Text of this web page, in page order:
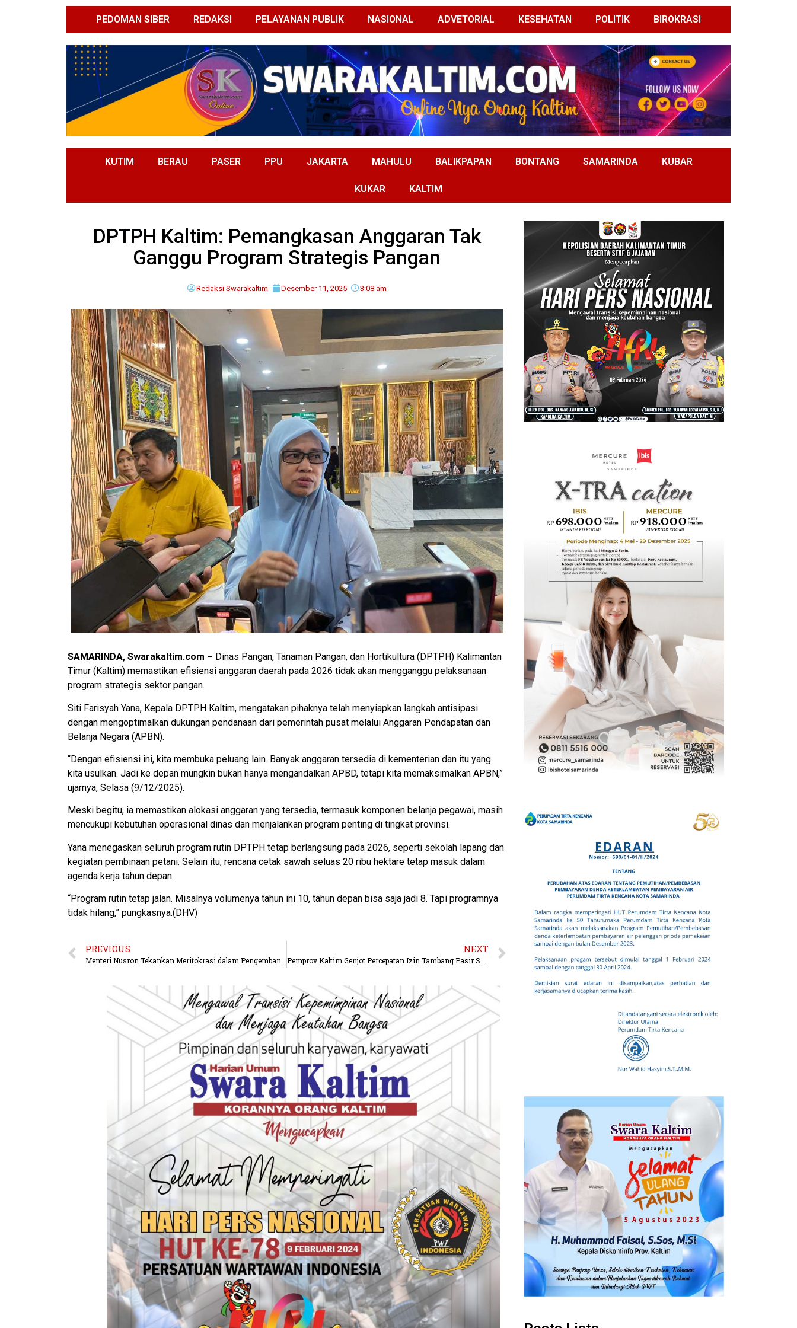
PEDOMAN SIBER REDAKSI PELAYANAN PUBLIK NASIONAL ADVETORIAL KESEHATAN POLITIK BIROKRASI
KUTIM BERAU PASER PPU JAKARTA MAHULU BALIKPAPAN BONTANG SAMARINDA KUBAR
KUKAR KALTIM
DPTPH Kaltim: Pemangkasan Anggaran Tak
Ganggu Program Strategis Pangan
Redaksi Swarakaltim Desember 11, 2025 3:08 am
SAMARINDA, Swarakaltim.com – Dinas Pangan, Tanaman Pangan, dan Hortikultura (DPTPH) Kalimantan
Timur (Kaltim) memastikan efisiensi anggaran daerah pada 2026 tidak akan mengganggu pelaksanaan
program strategis sektor pangan.
Siti Farisyah Yana, Kepala DPTPH Kaltim, mengatakan pihaknya telah menyiapkan langkah antisipasi
dengan mengoptimalkan dukungan pendanaan dari pemerintah pusat melalui Anggaran Pendapatan dan
Belanja Negara (APBN).
“Dengan efisiensi ini, kita membuka peluang lain. Banyak anggaran tersedia di kementerian dan itu yang
kita usulkan. Jadi ke depan mungkin bukan hanya mengandalkan APBD, tetapi kita memaksimalkan APBN,”
ujarnya, Selasa (9/12/2025).
Meski begitu, ia memastikan alokasi anggaran yang tersedia, termasuk komponen belanja pegawai, masih
mencukupi kebutuhan operasional dinas dan menjalankan program penting di tingkat provinsi.
Yana menegaskan seluruh program rutin DPTPH tetap berlangsung pada 2026, seperti sekolah lapang dan
kegiatan pembinaan petani. Selain itu, rencana cetak sawah seluas 20 ribu hektare tetap masuk dalam
agenda kerja tahun depan.
“Program rutin tetap jalan. Misalnya volumenya tahun ini 10, tahun depan bisa saja jadi 8. Tapi programnya
tidak hilang,” pungkasnya.(DHV)
PREVIOUS NEXT